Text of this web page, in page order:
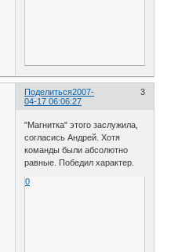
Поделиться 3
2007-
04-17 06:06:27
"Магнитка" этого заслужила,
согласись Андрей. Хотя
команды были абсолютно
равные. Победил характер.
0